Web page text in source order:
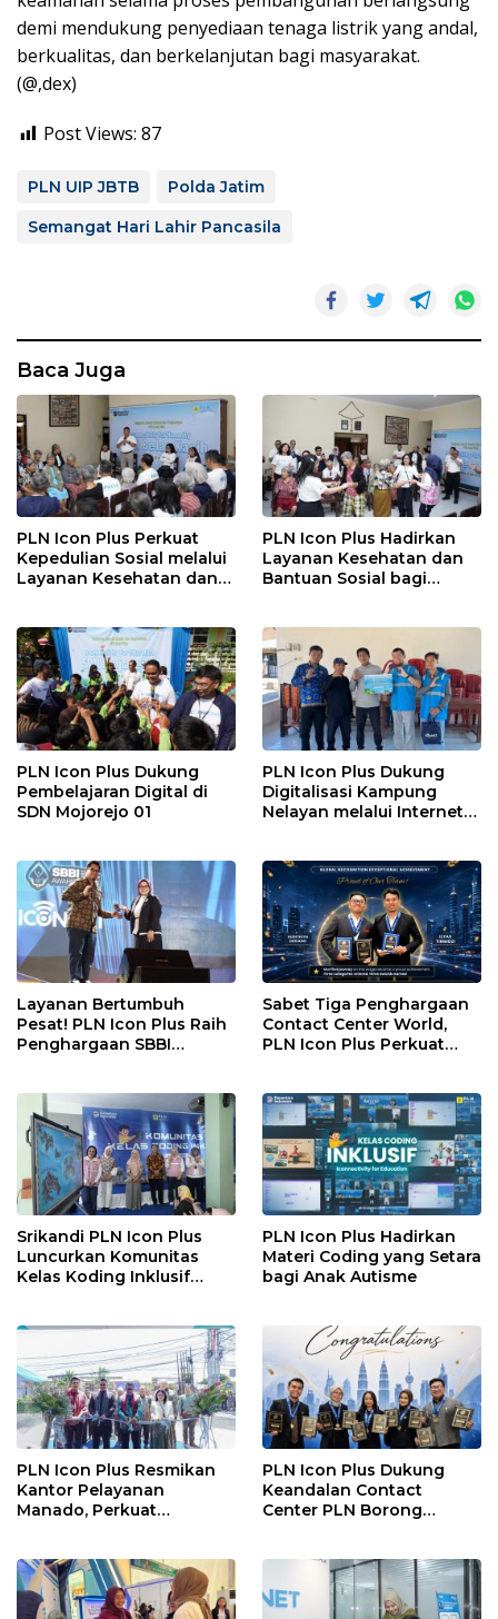
demi mendukung penyediaan tenaga listrik yang andal,
berkualitas, dan berkelanjutan bagi masyarakat.
(@,dex)
Post Views: 87
PLN UIP JBTB
Polda Jatim
Semangat Hari Lahir Pancasila
Baca Juga
PLN Icon Plus Perkuat
Kepedulian Sosial melalui
Layanan Kesehatan dan
PLN Icon Plus Hadirkan
Layanan Kesehatan dan
Bantuan Sosial bagi
PLN Icon Plus Dukung
Pembelajaran Digital di
SDN Mojorejo 01
PLN Icon Plus Dukung
Digitalisasi Kampung
Nelayan melalui Internet
Layanan Bertumbuh
Pesat! PLN Icon Plus Raih
Penghargaan SBBI
Sabet Tiga Penghargaan
Contact Center World,
PLN Icon Plus Perkuat
ICONNET
Srikandi PLN Icon Plus
Luncurkan Komunitas
Kelas Koding Inklusif
PLN Icon Plus Hadirkan
Materi Coding yang Setara
bagi Anak Autisme
PLN Icon Plus Resmikan
Kantor Pelayanan
Manado, Perkuat
PLN Icon Plus Dukung
Keandalan Contact
Center PLN Borong